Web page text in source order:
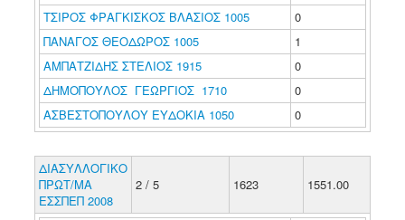
ΤΣΙΡΟΣ ΦΡΑΓΚΙΣΚΟΣ ΒΛΑΣΙΟΣ 1005
0
ΠΑΝΑΓΟΣ ΘΕΟΔΩΡΟΣ 1005
1
ΑΜΠΑΤΖΙΔΗΣ ΣΤΕΛΙΟΣ 1915
0
ΔΗΜΟΠΟΥΛΟΣ ΓΕΩΡΓΙΟΣ 1710
0
ΑΣΒΕΣΤΟΠΟΥΛΟΥ ΕΥΔΟΚΙΑ 1050
0
ΔΙΑΣΥΛΛΟΓΙΚΟ
ΠΡΩΤ/ΜΑ
ΕΣΣΠΕΠ 2008
2 / 5 1623 1551.00